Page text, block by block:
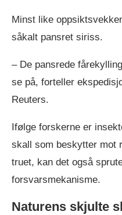
Minst like
såkalt pansret siriss.
– De pansrede
se på, forteller
Reuters.
Ifølge forskerne er
skall som beskytter mot
truet, kan det også
forsvarsmekanisme.
Naturens skjulte